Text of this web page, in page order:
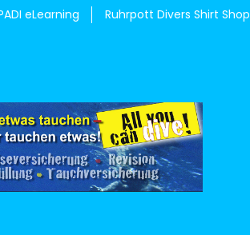
eLearning Ruhrpott Divers Shirt Shop